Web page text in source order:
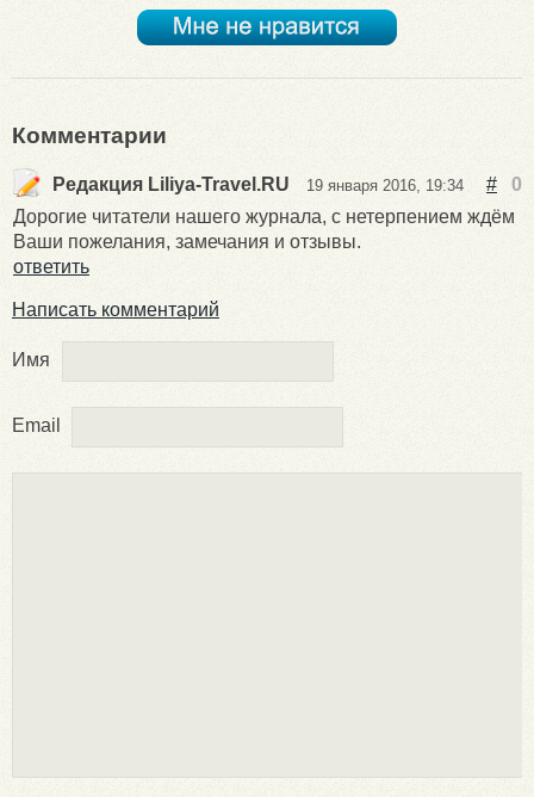
Комментарии
Редакция Liliya-Travel.RU 19 января 2016, 19:34 #
0
Дорогие читатели нашего журнала, с нетерпением ждём
Ваши пожелания, замечания и отзывы.
ответить
Написать комментарий
Имя
Email